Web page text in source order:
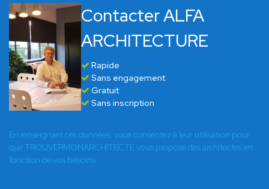
Contacter ALFA
ARCHITECTURE
Rapide
Sans engagement
Gratuit
Sans inscription
En renseignant ces données, vous consentez à leur utilisation pour
que TROUVERMONARCHITECTE vous propose des architectes en
fonction de vos besoins.